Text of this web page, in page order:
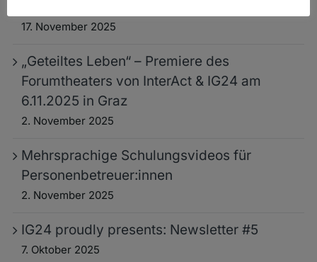
17. November 2025
„Geteiltes Leben“ – Premiere des
Forumtheaters von InterAct & IG24 am
6.11.2025 in Graz
2. November 2025
Mehrsprachige Schulungsvideos für
Personenbetreuer:innen
2. November 2025
IG24 proudly presents: Newsletter #5
7. Oktober 2025